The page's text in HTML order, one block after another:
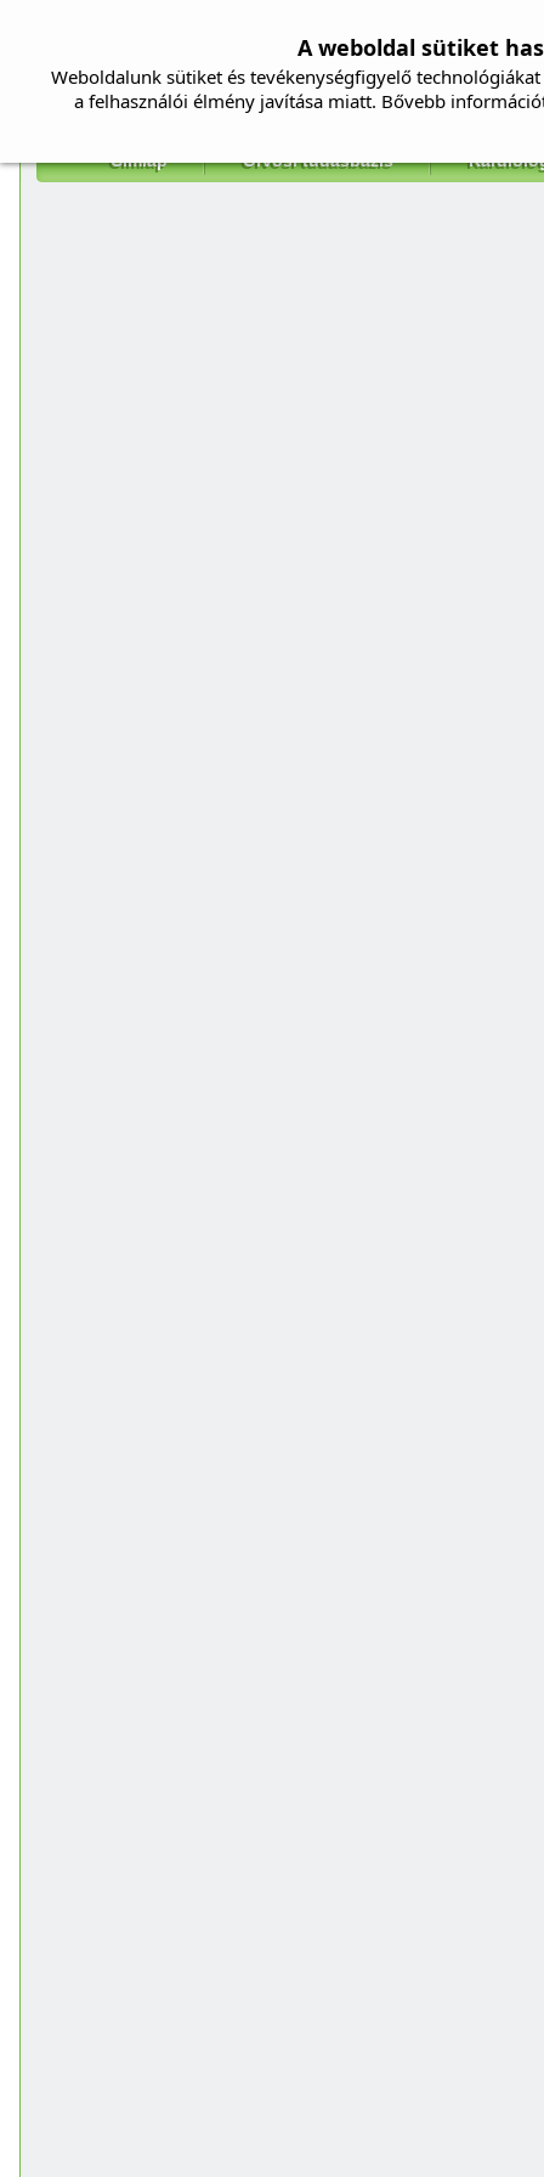
Címlap Orvosi tudásbázis
A weboldal sütiket
Weboldalunk sütiket és tevékenységfigyelő
a felhasználói élmény javítása miatt. Bővebb